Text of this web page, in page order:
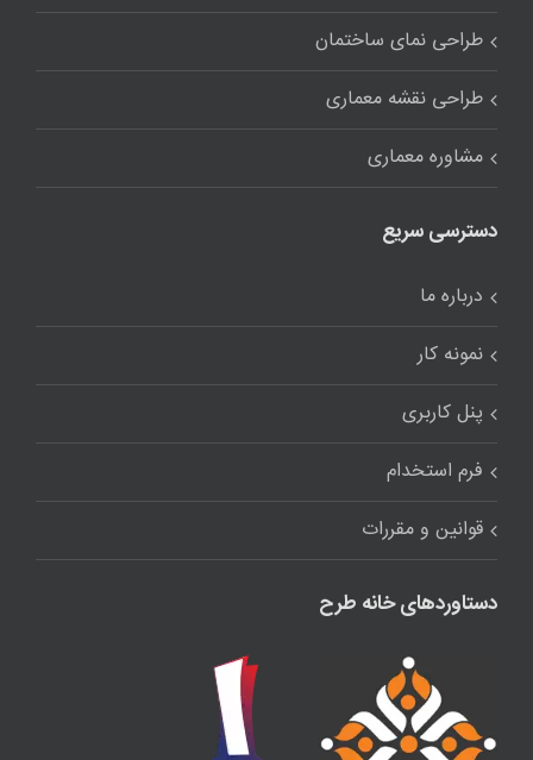
طراحی نمای ساختمان
طراحی نقشه معماری
مشاوره معماری
دسترسی سریع
درباره ما
نمونه کار
پنل کاربری
فرم استخدام
قوانین و مقررات
دستاوردهای خانه طرح